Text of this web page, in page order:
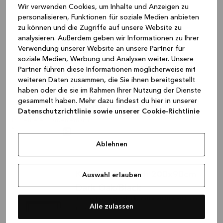
Wir verwenden Cookies, um Inhalte und Anzeigen zu
personalisieren, Funktionen für soziale Medien anbieten
zu können und die Zugriffe auf unsere Website zu
analysieren. Außerdem geben wir Informationen zu Ihrer
Verwendung unserer Website an unsere Partner für
soziale Medien, Werbung und Analysen weiter. Unsere
Partner führen diese Informationen möglicherweise mit
weiteren Daten zusammen, die Sie ihnen bereitgestellt
haben oder die sie im Rahmen Ihrer Nutzung der Dienste
gesammelt haben. Mehr dazu findest du hier in unserer
Datenschutzrichtlinie sowie unserer Cookie-Richtlinie
Ablehnen
Auswahl erlauben
Alle zulassen
Kvik T01 Esstisch 200x90cm
Light Oak/Clay
Tische, Light Oak/Clay, 750 x 2000 x 900 mm
HV9100-200-063-843
1.849,99 €
+5
Kvik T01 Esstisch 200x90cm
Dark Oak/Black
HV9100-200-064-042